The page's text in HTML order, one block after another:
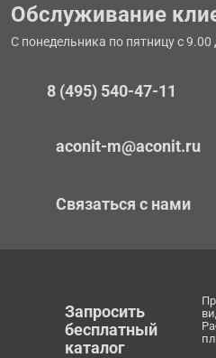
Обслуживание
С понедельника по пятницу с
8 (495) 540-47-11
aconit-m@aconit.ru
Связаться с нами
Запросить
бесплатный
каталог